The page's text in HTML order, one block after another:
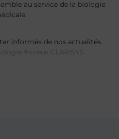
au service de la biologie
informés de nos actualités.
#voeux CLARISYS